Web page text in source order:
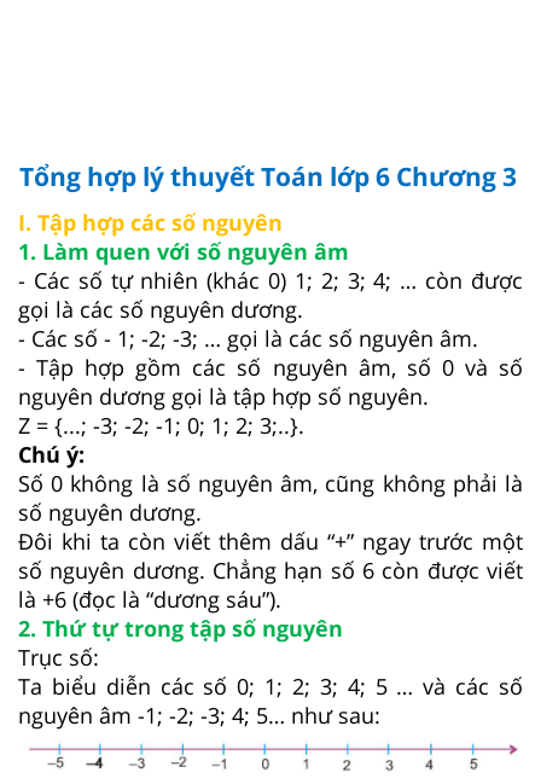
Tổng hợp lý thuyết Toán lớp 6 Chương 3
I. Tập hợp các số nguyên
1. Làm quen với số nguyên âm
- Các số tự nhiên (khác 0) 1; 2; 3; 4; … còn được
gọi là các số nguyên dương.
- Các số - 1; -2; -3; … gọi là các số nguyên âm.
- Tập hợp gồm các số nguyên âm, số 0 và số
nguyên dương gọi là tập hợp số nguyên.
Z = {...; -3; -2; -1; 0; 1; 2; 3;..}.
Chú ý:
Số 0 không là số nguyên âm, cũng không phải là
số nguyên dương.
Đôi khi ta còn viết thêm dấu “+” ngay trước một
số nguyên dương. Chẳng hạn số 6 còn được viết
là +6 (đọc là “dương sáu”).
2. Thứ tự trong tập số nguyên
Trục số:
Ta biểu diễn các số 0; 1; 2; 3; 4; 5 … và các số
nguyên âm -1; -2; -3; 4; 5… như sau: